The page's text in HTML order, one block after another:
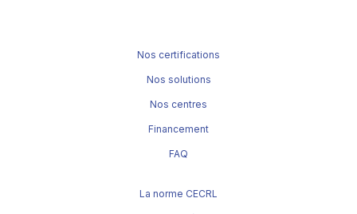
Nos certifications
Nos solutions
Nos centres
Financement
FAQ
La norme CECRL